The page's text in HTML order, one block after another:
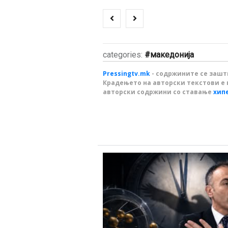
categories: македонија
Pressingtv.mk - содржините се
Крадењето на авторски текстови
авторски содржини со ставање